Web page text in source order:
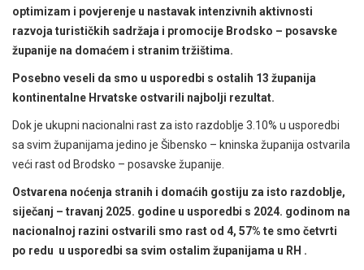
optimizam i povjerenje u nastavak intenzivnih aktivnosti
razvoja turističkih sadržaja i promocije Brodsko – posavske
županije na domaćem i stranim tržištima.
Posebno veseli da smo u usporedbi s ostalih 13 županija
kontinentalne Hrvatske ostvarili najbolji rezultat.
Dok je ukupni nacionalni rast za isto razdoblje 3.10% u usporedbi
sa svim županijama jedino je Šibensko – kninska županija ostvarila
veći rast od Brodsko – posavske županije.
Ostvarena noćenja stranih i domaćih gostiju za isto razdoblje,
siječanj – travanj 2025. godine u usporedbi s 2024. godinom na
nacionalnoj razini ostvarili smo rast od 4, 57% te smo četvrti
po redu u usporedbi sa svim ostalim županijama u RH .